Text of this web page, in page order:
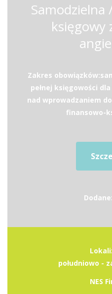
Samodzielna
księgowy
Zakres
pełnej księgowości
nad wprowadzaniem
finansowo-
południowo -
NES